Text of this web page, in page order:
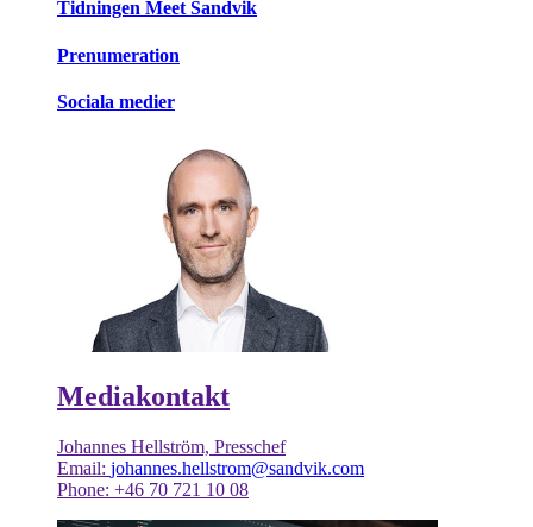
Tidningen Meet Sandvik
Prenumeration
Sociala medier
Mediakontakt
Johannes Hellström, Presschef
Email: johannes.hellstrom@sandvik.com
Phone: +46 70 721 10 08